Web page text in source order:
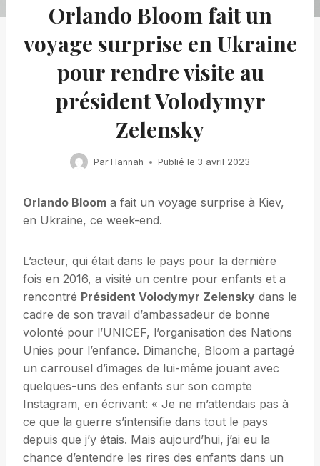
Orlando Bloom fait un
voyage surprise en Ukraine
pour rendre visite au
président Volodymyr
Zelensky
Par Hannah Publié le 3 avril 2023
Orlando Bloom a fait un voyage surprise à Kiev,
en Ukraine, ce week-end.
L’acteur, qui était dans le pays pour la dernière
fois en 2016, a visité un centre pour enfants et a
rencontré Président Volodymyr Zelensky dans le
cadre de son travail d’ambassadeur de bonne
volonté pour l’UNICEF, l’organisation des Nations
Unies pour l’enfance. Dimanche, Bloom a partagé
un carrousel d’images de lui-même jouant avec
quelques-uns des enfants sur son compte
Instagram, en écrivant: « Je ne m’attendais pas à
ce que la guerre s’intensifie dans tout le pays
depuis que j’y étais. Mais aujourd’hui, j’ai eu la
chance d’entendre les rires des enfants dans un